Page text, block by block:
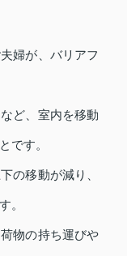
婦が、バリアフ
ど、室内を移動
です。
の移動が減り、
。
物の持ち運びや